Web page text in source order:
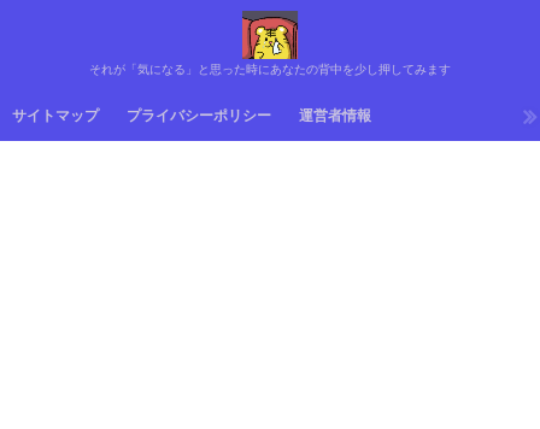
それが「気になる」と思った時にあなたの背中を少し押してみます
サイトマップ プライバシーポリシー 運営者情報